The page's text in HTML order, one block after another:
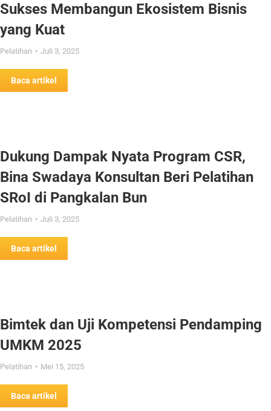
Sukses Membangun Ekosistem Bisnis
yang Kuat
Pelatihan Juli 3, 2025
Baca artikel
Dukung Dampak Nyata Program CSR,
Bina Swadaya Konsultan Beri Pelatihan
SRoI di Pangkalan Bun
Pelatihan Juli 3, 2025
Baca artikel
Bimtek dan Uji Kompetensi Pendamping
UMKM 2025
Pelatihan Mei 15, 2025
Baca artikel